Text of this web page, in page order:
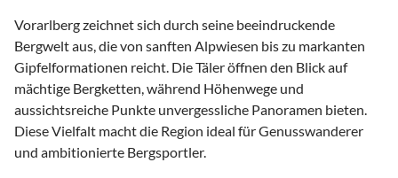
Vorarlberg zeichnet sich durch seine beeindruckende
Bergwelt aus, die von sanften Alpwiesen bis zu markanten
Gipfelformationen reicht. Die Täler öffnen den Blick auf
mächtige Bergketten, während Höhenwege und
aussichtsreiche Punkte unvergessliche Panoramen bieten.
Diese Vielfalt macht die Region ideal für Genusswanderer
und ambitionierte Bergsportler.